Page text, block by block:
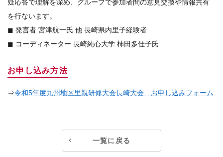
疑応答で理解を深め、グループで参加者間の意見交換や情報共有
を行ないます。
◼ 発言者 宮津航一氏 他 長崎県内里子経験者
◼ コーディネーター 長崎純心大学 柿田多佳子氏
お申し込み方法
⇒令和5年度九州地区里親研修大会長崎大会 お申し込みフォーム
一覧に戻る